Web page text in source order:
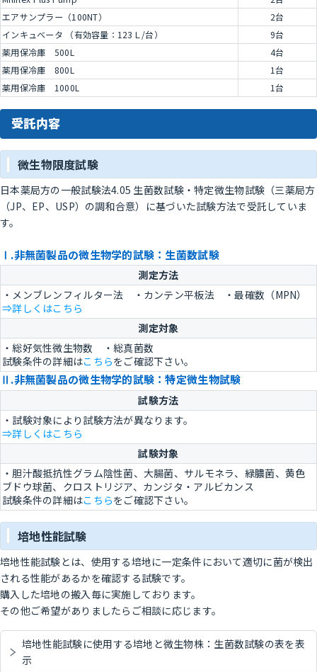
エアサンプラー（100NT）
2台
インキュベータ （有効容量：123Ｌ/台）
9台
薬用保冷庫 500L
4台
薬用保冷庫 800L
1台
薬用保冷庫 1000L
1台
受託内容
微生物限度試験
日本薬局方の一般試験法4.05 生菌数試験・特定微生物試験（三薬局方
（JP、EP、USP）の調和合意）に基づいた試験方法で受託していま
す。
Ⅰ.非無菌製品の微生物学的試験：生菌数試験
測定方法
・メンブレンフィルター法 ・カンテン平板法 ・最確数（MPN）
⇒詳しくはこちら
測定対象
・総好気性微生物数 ・総真菌数
試験条件の詳細はこちらをご確認下さい。
Ⅱ.非無菌製品の微生物学的試験：特定微生物試験
試験方法
・試験対象により試験方法が異なります。
⇒詳しくはこちら
試験対象
・胆汁酸抵抗性グラム陰性菌、大腸菌、サルモネラ、緑膿菌、黄色
ブドウ球菌、クロストリジア、カンジタ・アルビカンス
試験条件の詳細はこちらをご確認下さい。
培地性能試験
培地性能試験とは、使用する培地に一定条件において適切に菌が検出
される性能があるかを確認する試験です。
購入した培地の搬入毎に実施しております。
その他ご希望がありましたらご相談に応じます。
培地性能試験に使用する培地と微生物株：生菌数試験の表を表
示